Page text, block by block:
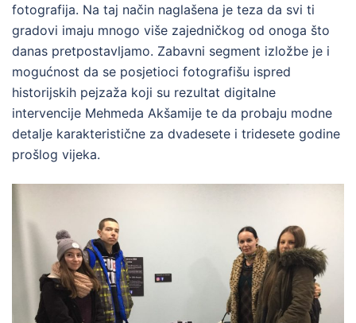
fotografija. Na taj način naglašena je teza da svi ti
gradovi imaju mnogo više zajedničkog od onoga što
danas pretpostavljamo. Zabavni segment izložbe je i
mogućnost da se posjetioci fotografišu ispred
historijskih pejzaža koji su rezultat digitalne
intervencije Mehmeda Akšamije te da probaju modne
detalje karakteristične za dvadesete i tridesete godine
prošlog vijeka.